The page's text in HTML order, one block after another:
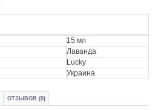
15 мл
Лаванда
Lucky
Украина
ОТЗЫВОВ (0)